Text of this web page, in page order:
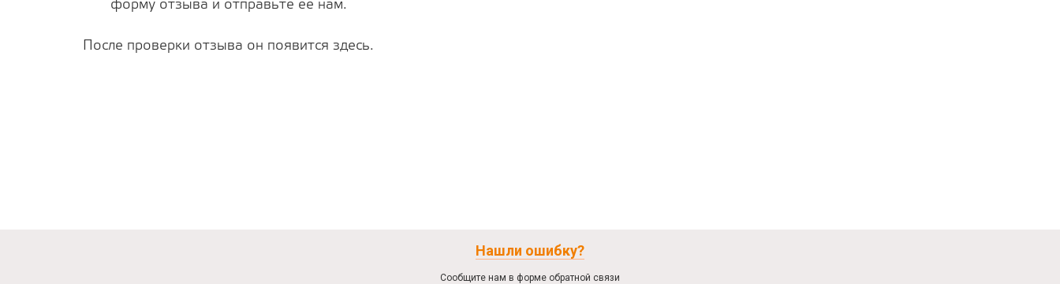
форму отзыва и отправьте ее нам.
После проверки отзыва он появится здесь.
Нашли ошибку?
Сообщите нам в форме обратной связи